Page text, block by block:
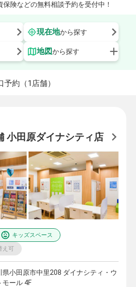
険などの無料相談予約を受付中！
現在地から探す
地図から探す
約（1店舗）
小田原ダイナシティ店
キッズスペース
え可
県小田原市中里208 ダイナシティ・ウ
モール 4F